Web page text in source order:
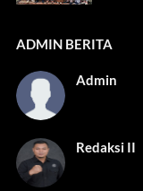
ADMIN BERITA
Admin
Redaksi II